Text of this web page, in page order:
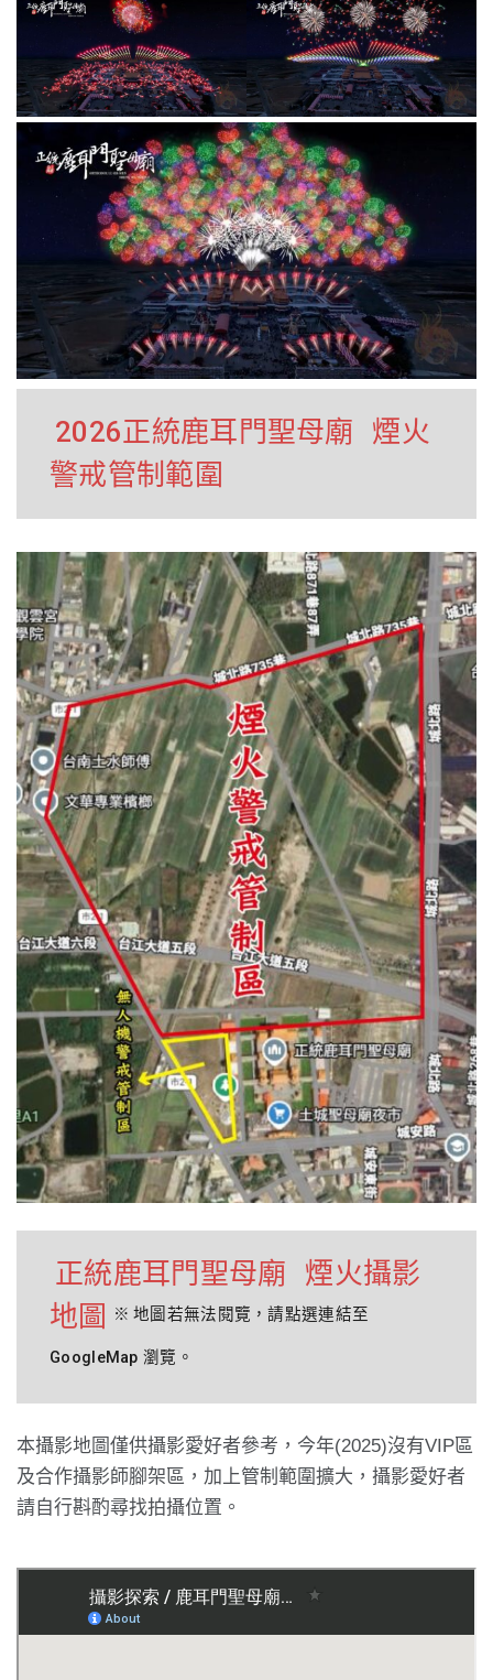
2026正統鹿耳門聖母廟
煙火
警戒管制範圍
正統鹿耳門聖母廟
煙火攝影
地圖
※ 地圖若無法閱覽，請點選連結至
GoogleMap 瀏覽。
本攝影地圖僅供攝影愛好者參考，今年(2025)沒有VIP區
及合作攝影師腳架區，加上管制範圍擴大，攝影愛好者
請自行斟酌尋找拍攝位置。